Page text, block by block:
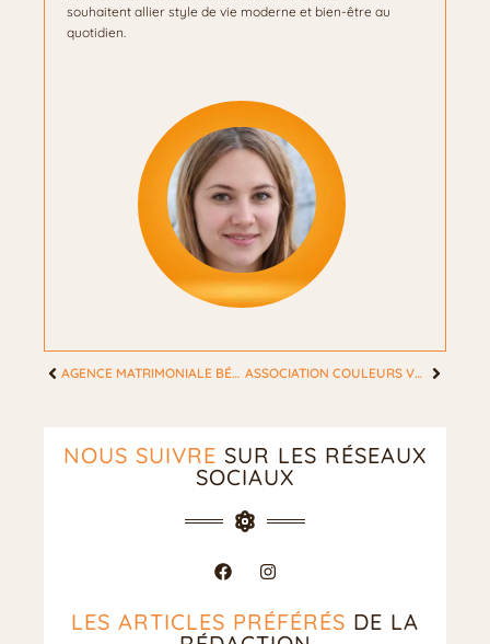
souhaitent allier style de vie moderne et bien-être au
quotidien.
AGENCE MATRIMONIALE BÉZIERS : COMMENT CHOISIR LA BONNE POUR UNE RENCONTRE SÉRIEUSE ASSOCIATION COULEURS VÊTEMENTS : LES 8 RÈGLES POUR DES LOOKS HARMONIEUX
NOUS SUIVRE SUR LES RÉSEAUX
SOCIAUX
LES ARTICLES PRÉFÉRÉS DE LA